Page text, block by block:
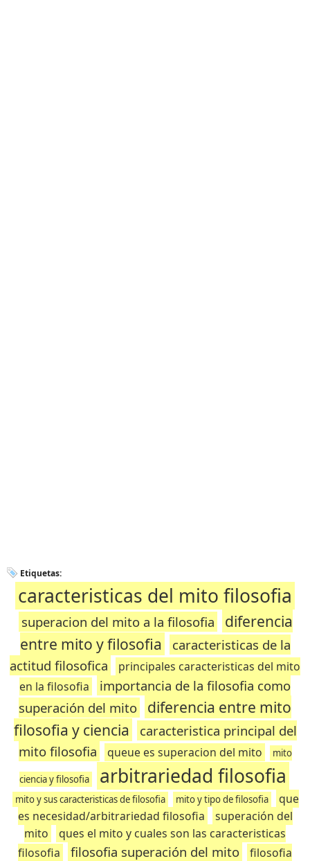
Etiquetas:
caracteristicas del mito filosofia
superacion del mito a la filosofia
diferencia
entre mito y filosofia
caracteristicas de la
actitud filosofica
principales caracteristicas del mito
en la filosofia
importancia de la filosofia como
superación del mito
diferencia entre mito
filosofia y ciencia
caracteristica principal del
mito filosofia
queue es superacion del mito mito
ciencia y filosofia arbitrariedad filosofia
mito y sus caracteristicas de filosofia mito y tipo de filosofia
que
es necesidad/arbitrariedad filosofia
superación del
mito
ques el mito y cuales son las caracteristicas
filosofia
filosofia superación del mito
filosofia